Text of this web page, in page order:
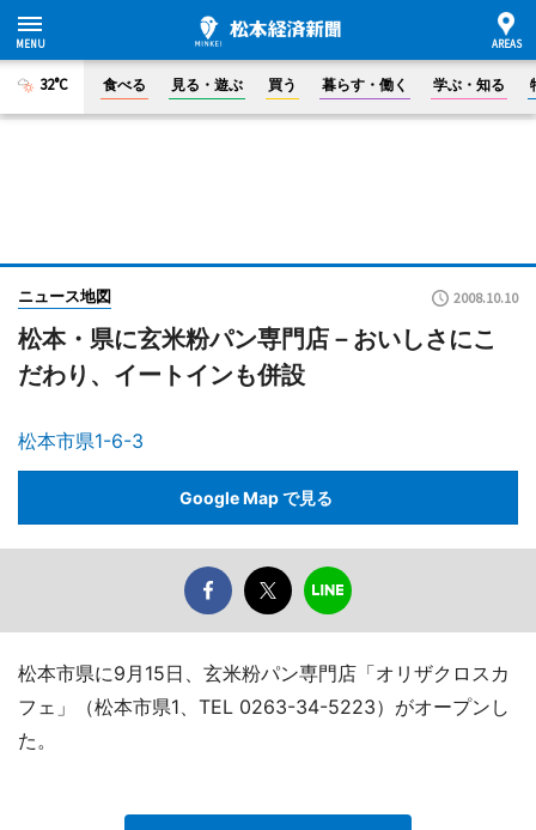
32°C 食べる 見る・遊ぶ 買う 暮らす・働く 学ぶ・知る
ニュース地図 2008.10.10
松本・県に玄米粉パン専門店－おいしさにこ
だわり、イートインも併設
松本市県1-6-3
Google Map で見る
松本市県に9月15日、玄米粉パン専門店「オリザクロスカ
フェ」（松本市県1、TEL 0263-34-5223）がオープンし
た。